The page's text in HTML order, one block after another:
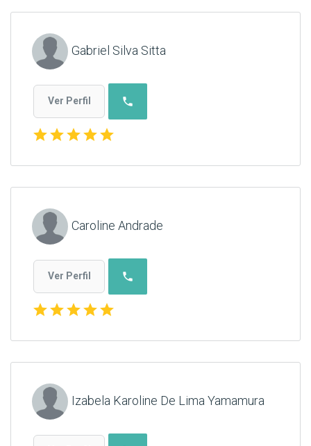
Gabriel Silva Sitta
Ver Perfil phone
starstarstarstarstar
Caroline Andrade
Ver Perfil phone
starstarstarstarstar
Izabela Karoline De Lima Yamamura